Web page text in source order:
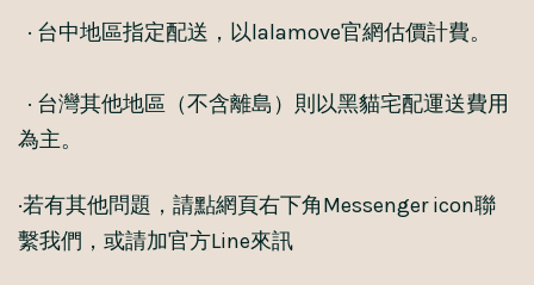
· 台中地區指定配送，以lalamove官網估價計費。
· 台灣其他地區（不含離島）則以黑貓宅配運送費用
為主。
·若有其他問題，請點網頁右下角Messenger icon聯
繫我們，或請加官方Line來訊